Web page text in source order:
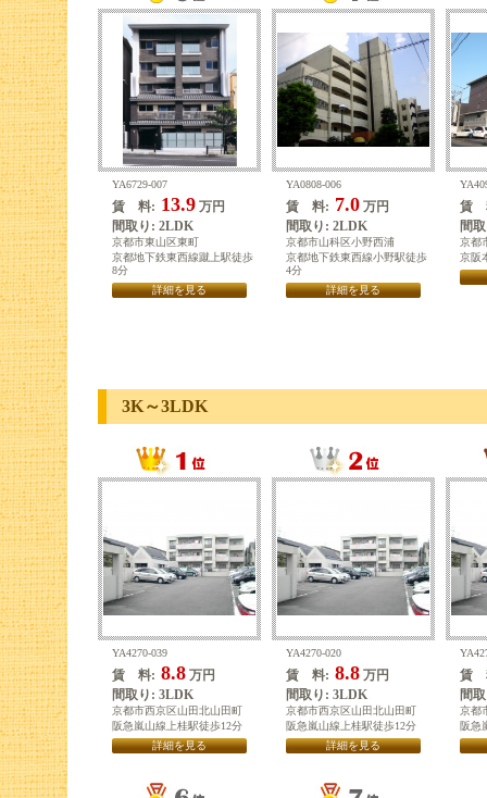
YA6729-007
賃 料: 13.9 万円
間取り: 2LDK
京都市東山区東町
京都地下鉄東西線蹴上駅徒歩
8分
詳細を見る
YA0808-006
賃 料: 7.0 万円
間取り: 2LDK
京都市山科区小野西浦
京都地下鉄東西線小野駅徒歩
4分
詳細を見る
賃
間
京都
京阪
3K～3LDK
YA4270-039
賃 料: 8.8 万円
間取り: 3LDK
京都市西京区山田北山田町
阪急嵐山線上桂駅徒歩12分
詳細を見る
YA4270-020
賃 料: 8.8 万円
間取り: 3LDK
京都市西京区山田北山田町
阪急嵐山線上桂駅徒歩12分
詳細を見る
賃
間
京都
阪急